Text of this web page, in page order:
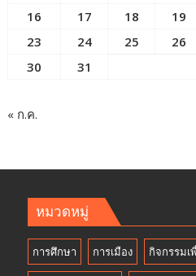
16
17 18 19
23
24 25 26
30
31
« ก.ค.
หมวดหมู่
การศึกษา การเมือง กิจกรรมเ